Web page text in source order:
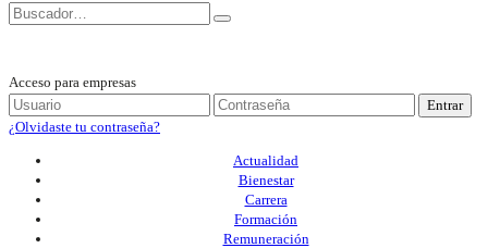
Acceso para empresas
Entrar
¿Olvidaste tu contraseña?
Actualidad
Bienestar
Carrera
Formación
Remuneración